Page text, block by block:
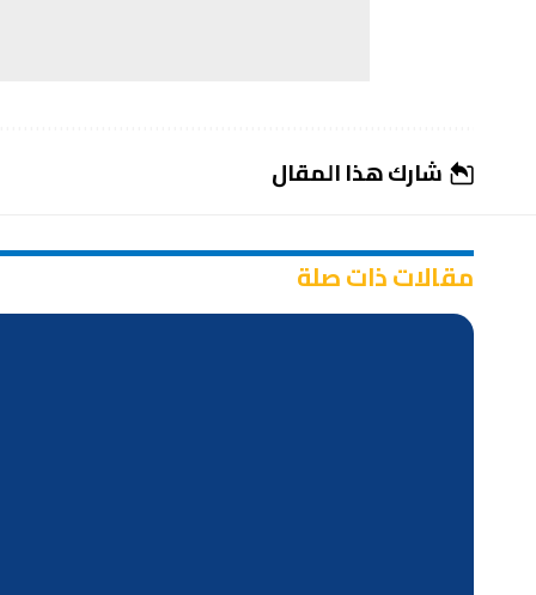
شارك هذا المقال
مقالات ذات صلة